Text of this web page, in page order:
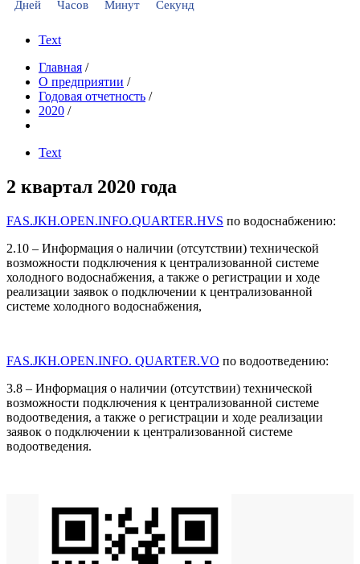
Дней Часов Минут Секунд
Text
Главная /
О предприятии /
Годовая отчетность /
2020 /
Text
2 квартал 2020 года
FAS.JKH.OPEN.INFO.QUARTER.HVS по водоснабжению:
2.10 – Информация о наличии (отсутствии) технической
возможности подключения к централизованной системе
холодного водоснабжения, а также о регистрации и ходе
реализации заявок о подключении к централизованной
системе холодного водоснабжения,
FAS.JKH.OPEN.INFO. QUARTER.VO по водоотведению:
3.8 – Информация о наличии (отсутствии) технической
возможности подключения к централизованной системе
водоотведения, а также о регистрации и ходе реализации
заявок о подключении к централизованной системе
водоотведения.